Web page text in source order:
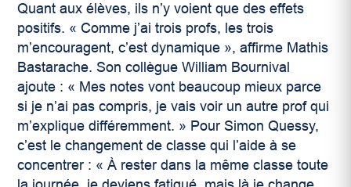
Quant aux élèves, ils n’y voient que des effets
positifs. « Comme j’ai trois profs, les trois
m’encouragent, c’est dynamique », affirme Mathis
Bastarache. Son collègue William Bournival
ajoute : « Mes notes vont beaucoup mieux parce
si je n’ai pas compris, je vais voir un autre prof qui
m’explique différemment. » Pour Simon Quessy,
c’est le changement de classe qui l’aide à se
concentrer : « À rester dans la même classe toute